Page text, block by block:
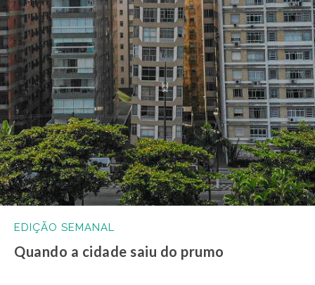
EDIÇÃO SEMANAL
Quando a cidade saiu do prumo